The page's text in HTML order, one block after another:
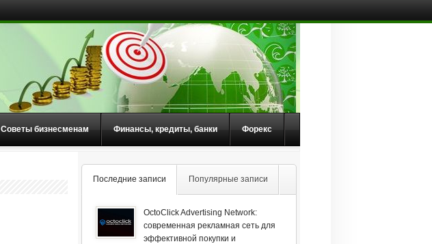
Советы бизнесменам Финансы, кредиты, банки Форекс
Последние записи Популярные записи
OctoClick Advertising Network:
современная рекламная сеть для
эффективной покупки и